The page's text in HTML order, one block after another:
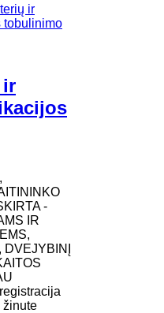
ir
tobulinimo
ir
-
IR
žinute